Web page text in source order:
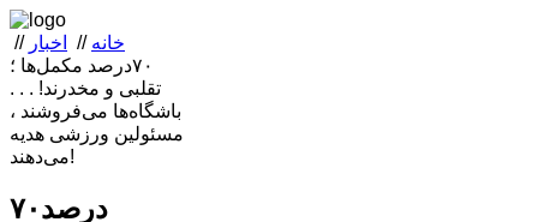
خانه // اخبار //
۷۰درصد مکمل‌ها ؛
تقلبی و مخدرند!‌ . . .
باشگاه‌ها می‌فروشند ،
مسئولین ورزشی هدیه
می‌دهند!
۷۰درصد